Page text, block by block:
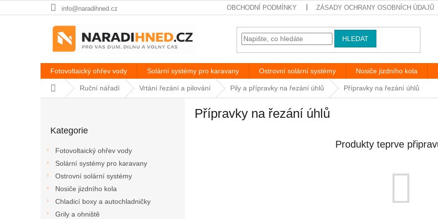
na
info@naradihned.cz OBCHODNÍ PODMÍNKY ZÁSADY OCHRANY OSOBNÍCH ÚDAJŮ
HLEDAT
Fotovoltaický ohřev vody Solární systémy pro karavany Ostrovní solární systémy Nosiče jizdního kola
Domů Ruční nářadí Vrtání řezání a pilování Pily a přípravky na řezání úhlů Přípravky na řezání úhlů
kategorie
Kategorie
Fotovoltaický ohřev vody
Solární systémy pro karavany
Ostrovní solární systémy
Nosiče jizdního kola
Chladicí boxy a autochladničky
Grily a ohniště
Přípravky na řezání úhlů
Produkty teprve